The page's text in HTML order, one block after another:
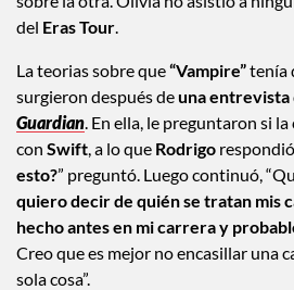
del Eras Tour.
La teorias sobre que“Vampire”tenía
surgieron después deuna entrevista
Guardian. En ella, le preguntaron si
con Swift, a lo que Rodrigo
esto?” preguntó. Luego continuó,
quiero decir de quién se tratan mis
hecho antes en mi carrera y
Creo que es mejor no encasillar una
sola cosa”.